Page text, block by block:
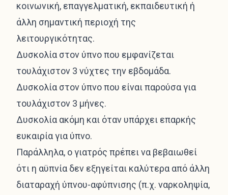
κοινωνική, επαγγελματική, εκπαιδευτική ή
άλλη σημαντική περιοχή της
λειτουργικότητας.
Δυσκολία στον ύπνο που εμφανίζεται
τουλάχιστον 3 νύχτες την εβδομάδα.
Δυσκολία στον ύπνο που είναι παρούσα για
τουλάχιστον 3 μήνες.
Δυσκολία ακόμη και όταν υπάρχει επαρκής
ευκαιρία για ύπνο.
Παράλληλα, ο γιατρός πρέπει να βεβαιωθεί
ότι η αϋπνία δεν εξηγείται καλύτερα από άλλη
διαταραχή ύπνου-αφύπνισης (π.χ. ναρκοληψία,